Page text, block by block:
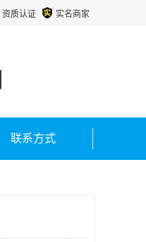
资质认证 实名商家
联系方式